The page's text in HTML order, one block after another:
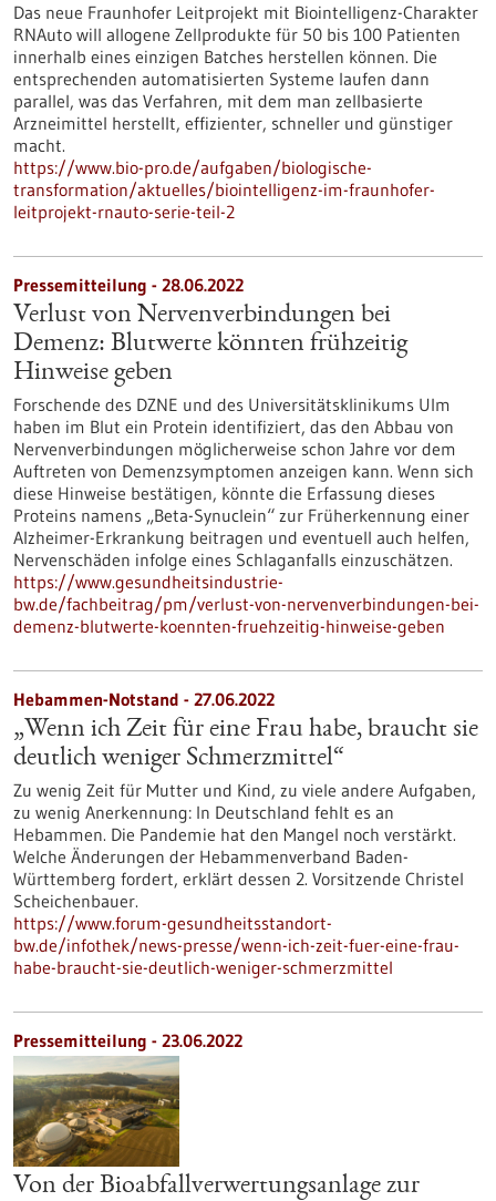
Das neue Fraunhofer Leitprojekt mit Biointelligenz-Charakter
RNAuto will allogene Zellprodukte für 50 bis 100 Patienten
innerhalb eines einzigen Batches herstellen können. Die
entsprechenden automatisierten Systeme laufen dann
parallel, was das Verfahren, mit dem man zellbasierte
Arzneimittel herstellt, effizienter, schneller und günstiger
macht.
https://www.bio-pro.de/aufgaben/biologische-
transformation/aktuelles/biointelligenz-im-fraunhofer-
leitprojekt-rnauto-serie-teil-2
Pressemitteilung - 28.06.2022
Verlust von Nervenverbindungen bei
Demenz: Blutwerte könnten frühzeitig
Hinweise geben
Forschende des DZNE und des Universitätsklinikums Ulm
haben im Blut ein Protein identifiziert, das den Abbau von
Nervenverbindungen möglicherweise schon Jahre vor dem
Auftreten von Demenzsymptomen anzeigen kann. Wenn sich
diese Hinweise bestätigen, könnte die Erfassung dieses
Proteins namens „Beta-Synuclein“ zur Früherkennung einer
Alzheimer-Erkrankung beitragen und eventuell auch helfen,
Nervenschäden infolge eines Schlaganfalls einzuschätzen.
https://www.gesundheitsindustrie-
bw.de/fachbeitrag/pm/verlust-von-nervenverbindungen-bei-
demenz-blutwerte-koennten-fruehzeitig-hinweise-geben
Hebammen-Notstand - 27.06.2022
„Wenn ich Zeit für eine Frau habe, braucht sie
deutlich weniger Schmerzmittel“
Zu wenig Zeit für Mutter und Kind, zu viele andere Aufgaben,
zu wenig Anerkennung: In Deutschland fehlt es an
Hebammen. Die Pandemie hat den Mangel noch verstärkt.
Welche Änderungen der Hebammenverband Baden-
Württemberg fordert, erklärt dessen 2. Vorsitzende Christel
Scheichenbauer.
https://www.forum-gesundheitsstandort-
bw.de/infothek/news-presse/wenn-ich-zeit-fuer-eine-frau-
habe-braucht-sie-deutlich-weniger-schmerzmittel
Pressemitteilung - 23.06.2022
Von der Bioabfallverwertungsanlage zur